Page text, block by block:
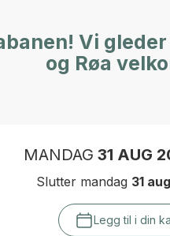
Vi
og Røa
MANDAG 31 AUG
Slutter mandag 31
Legg til i din